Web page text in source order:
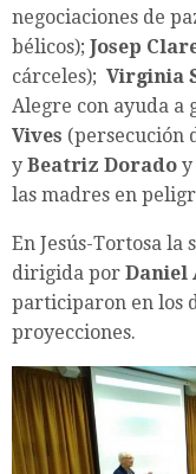
negociaciones de
bélicos); Josep
cárceles); Virginia
Alegre con ayuda a
Vives (persecución
y Beatriz Dorado y
las madres en
En Jesús-Tortosa la
dirigida por Daniel
participaron en los
proyecciones.